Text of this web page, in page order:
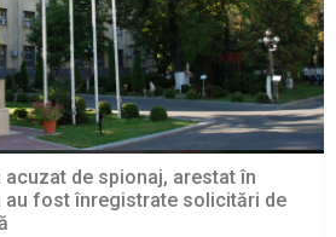
de spionaj, arestat în
au fost înregistrate solicitări de